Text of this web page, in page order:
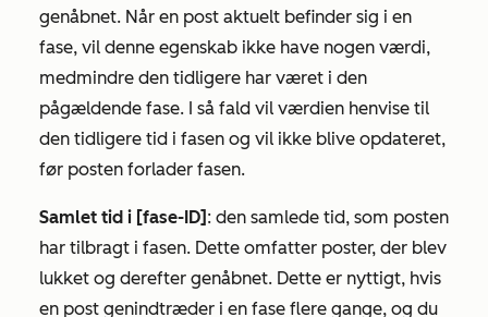
genåbnet. Når en post aktuelt befinder sig i en
fase, vil denne egenskab ikke have nogen værdi,
medmindre den tidligere har været i den
pågældende fase. I så fald vil værdien henvise til
den tidligere tid i fasen og vil ikke blive opdateret,
før posten forlader fasen.
Samlet tid i [fase-ID] : den samlede tid, som posten
har tilbragt i fasen. Dette omfatter poster, der blev
lukket og derefter genåbnet. Dette er nyttigt, hvis
en post genindtræder i en fase flere gange, og du